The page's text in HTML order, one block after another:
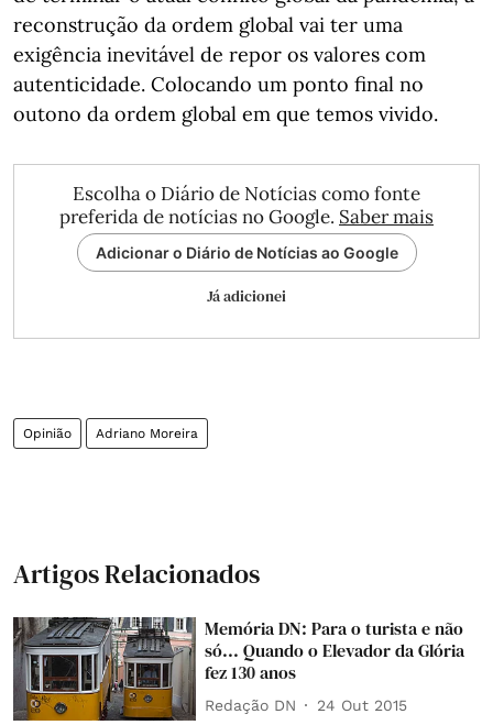
reconstrução da ordem global vai ter uma
exigência inevitável de repor os valores com
autenticidade. Colocando um ponto final no
outono da ordem global em que temos vivido.
Escolha o Diário de Notícias como fonte
preferida de notícias no Google. Saber mais
Adicionar o Diário de Notícias ao Google
Já adicionei
Opinião Adriano Moreira
Artigos Relacionados
Memória DN: Para o turista e não
só... Quando o Elevador da Glória
fez 130 anos
Redação DN 24 Out 2015